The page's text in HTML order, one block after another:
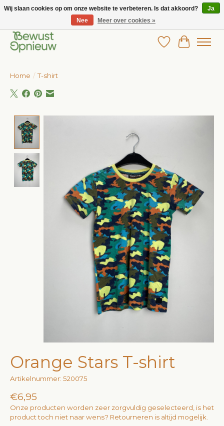
Wij bieden het grootste aanbod in betaalbare kinderkleding!
Verlanglijst
Home / T-shirt
Orange Stars T-shirt
Artikelnummer: 520075
€6,95
Onze producten worden zeer zorgvuldig geselecteerd, is het
product toch niet naar wens? Retourneren is altijd mogelijk.
Wij slaan cookies op om onze website te verbeteren. Is dat akkoord?
Ja
Nee
Meer over cookies »